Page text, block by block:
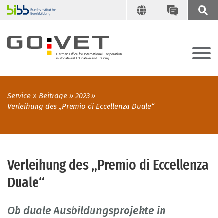
Service Beiträge
2023
Verleihung des „Premio di Eccellenza Duale“
Verleihung des „Premio di Eccellenza
Duale“
Ob duale Ausbildungsprojekte in